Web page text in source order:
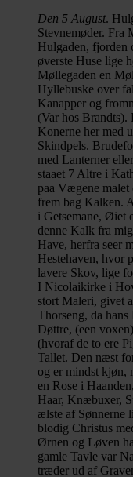
Den 5 August.
Stevnemøder. Fra
Hulgaden, fjorden
øverste Huse lige
Møllegaden en
Hyllebuske over
Kanapper og
(Var hos
Konerne her med
Skindpels.
med Lanterner
staaet 7 Altre i
paa Vægene malet
frem bag Kalken.
i Getsemane, Øiet
denne Kalk fra
Have, herfra seer
Hestehaven, hvor
lavere Skov, lige
I Nicolaikirke i
stort Maleri, givet
Thorseng, da hans
Døttre, (een
(hvoraf de to ere
Tallet. Den næst
og er mindst kjøn,
en Rose i
Haar, Knæbuxer,
ælste af Sønnerne
blodig Christus
Ørnen og Løven
gamle Tavle var
træder ud af